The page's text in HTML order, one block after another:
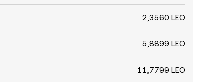
2,3560 LEO
5,8899 LEO
11,7799 LEO